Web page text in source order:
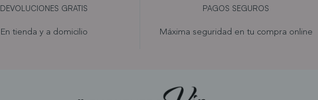
DEVOLUCIONES GRATIS
En tienda y a domicilio
PAGOS SEGUROS
Máxima seguridad en tu compra online